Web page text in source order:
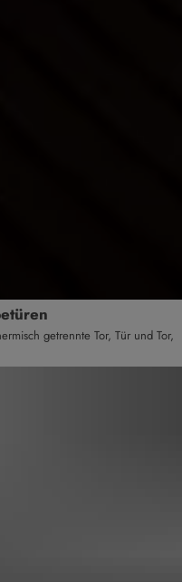
getrennte Tor, Tür und Tor,